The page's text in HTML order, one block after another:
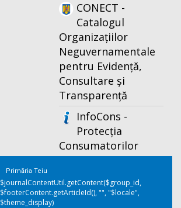
CONECT -
Catalogul
Organizațiilor
Neguvernamentale
pentru Evidență,
Consultare și
Transparență
InfoCons -
Protecția
Consumatorilor
Primăria Teiu
$journalContentUtil.getContent($group_id,
$footerContent.getArticleId(), "", "$locale",
$theme_display)